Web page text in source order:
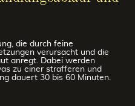
die durch feine
verursacht und die
anregt. Dabei werden
zu einer strafferen und
dauert 30 bis 60 Minuten.